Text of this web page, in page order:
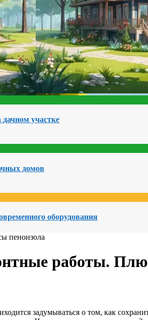
дачном участке
домов
оборудования
работы.
задумываться о том, как